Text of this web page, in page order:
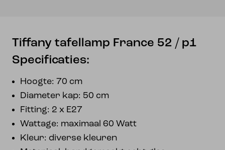
Tiffany tafellamp France 52 / p1
Specificaties:
Hoogte: 70 cm
Diameter kap: 50 cm
Fitting: 2 x E27
Wattage: maximaal 60 Watt
Kleur: diverse kleuren